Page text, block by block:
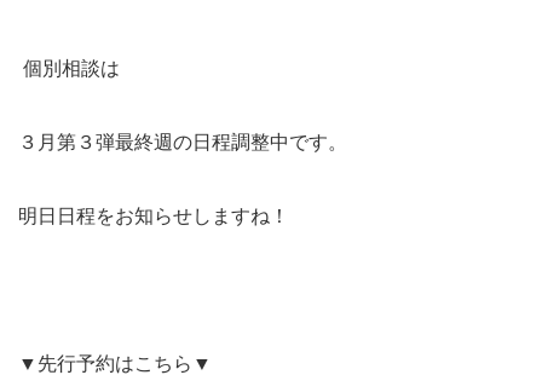
個別相談は
３月第３弾最終週の日程調整中です。
明日日程をお知らせしますね！
▼先行予約はこちら▼